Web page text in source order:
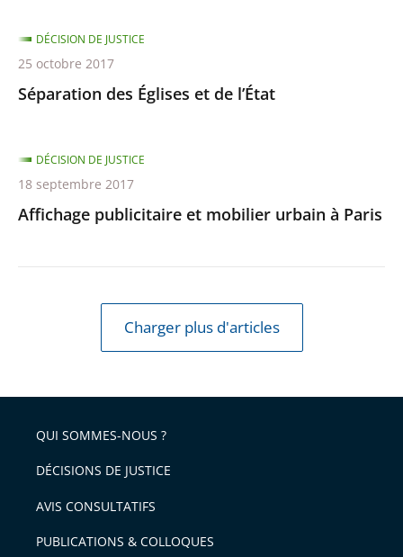
Séparation des Églises et de l’État
DÉCISION DE JUSTICE
25 octobre 2017
Affichage publicitaire et mobilier urbain à Paris
DÉCISION DE JUSTICE
18 septembre 2017
Charger plus d'articles
QUI SOMMES-NOUS ?
DÉCISIONS DE JUSTICE
AVIS CONSULTATIFS
PUBLICATIONS & COLLOQUES